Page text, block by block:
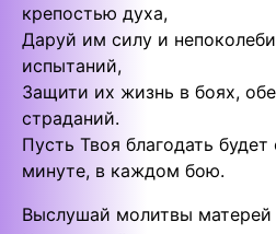
крепостью духа,
Даруй им силу и
испытаний,
Защити их жизнь в боях,
страданий.
Пусть Твоя благодать
минуте, в каждом бою.
Выслушай молитвы